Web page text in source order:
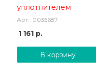
уплотнителем
Арт.: 0035687
1 161 р.
В корзину